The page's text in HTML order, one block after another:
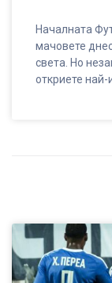
Началната
мачовете
света. Но
откриете